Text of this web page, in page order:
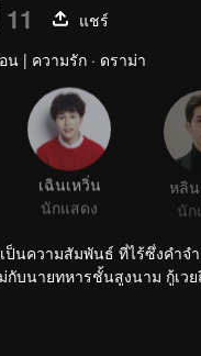
แชร์
น | ความรัก · ดราม่า
เฉินเหวิ่น
นักแสดง
หลิน
นัก
ป็นความสัมพันธ์ ที่ไร้ซึ่งค
บนายทหารชั้นสูงนาม กู้เว
มที่ต่างก็มีนิสัยใจคอและไ